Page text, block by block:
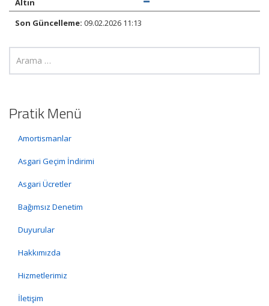
Altın
Son Güncelleme: 09.02.2026 11:13
Pratik Menü
Amortismanlar
Asgari Geçim İndirimi
Asgari Ücretler
Bağımsız Denetim
Duyurular
Hakkımızda
Hizmetlerimiz
İletişim